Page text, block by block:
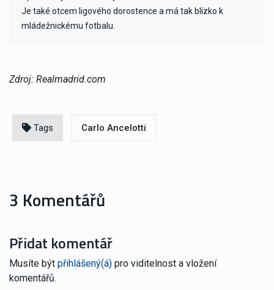
Je také otcem ligového dorostence a má tak blízko k
mládežnickému fotbalu.
Zdroj: Realmadrid.com
Tags Carlo Ancelotti
3 Komentářů
Přidat komentář
Musíte být přihlášený(á) pro viditelnost a vložení
komentářů.